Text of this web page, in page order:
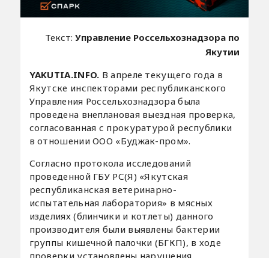
Текст:Управление Россельхознадзора по
Якутии
YAKUTIA.INFO. В апреле текущего года в
Якутске инспекторами республиканского
Управления Россельхознадзора была
проведена внеплановая выездная проверка,
согласованная с прокуратурой республики
в отношении ООО «Буджак-пром».
Согласно протокола исследований
проведенной ГБУ РС(Я) «Якутская
республиканская ветеринарно-
испытательная лаборатория» в мясных
изделиях (блинчики и котлеты) данного
производителя были выявлены бактерии
группы кишечной палочки (БГКП), в ходе
проверки установлены нарушения